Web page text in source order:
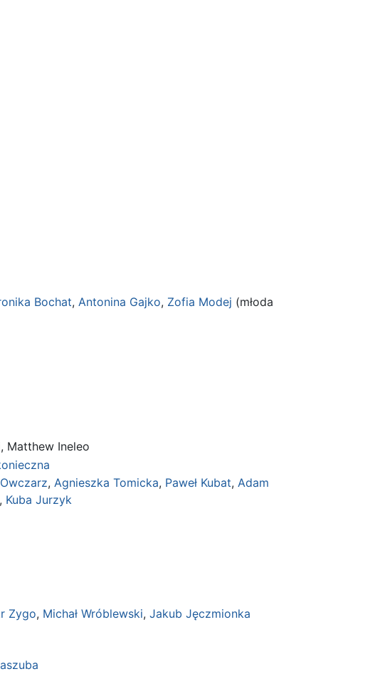
Bochat, Antonina Gajko, Zofia Modej (młoda
Matthew Ineleo
, Agnieszka Tomicka, Paweł Kubat, Adam
, Kuba Jurzyk
Zygo, Michał Wróblewski, Jakub Jęczmionka